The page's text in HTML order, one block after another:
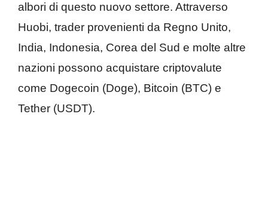
albori di questo nuovo settore. Attraverso
Huobi, trader provenienti da Regno Unito,
India, Indonesia, Corea del Sud e molte altre
nazioni possono acquistare criptovalute
come Dogecoin (Doge), Bitcoin (BTC) e
Tether (USDT).